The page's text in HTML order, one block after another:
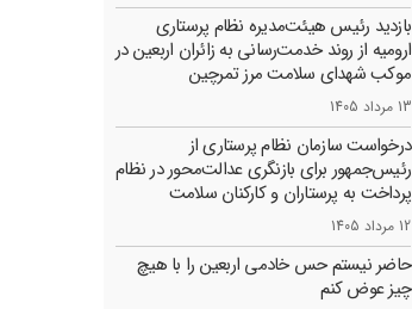
بازدید رئیس هیئت‌مدیره نظام پرستاری
ارومیه از روند خدمت‌رسانی به زائران اربعین در
موکب شهدای سلامت مرز تمرچین
13 مرداد 1405
درخواست سازمان نظام پرستاری از
رئیس‌جمهور برای بازنگری عدالت‌محور در نظام
پرداخت به پرستاران و کارکنان سلامت
12 مرداد 1405
حاضر نیستم حس خادمی اربعین را با هیچ
چیز عوض کنم